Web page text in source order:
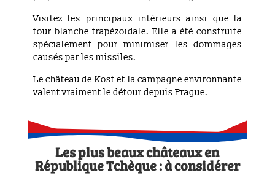
Visitez les principaux intérieurs ainsi que la
tour blanche trapézoïdale. Elle a été construite
spécialement pour minimiser les dommages
causés par les missiles.
Le château de Kost et la campagne environnante
valent vraiment le détour depuis Prague.
Les plus beaux châteaux en
République Tchèque : à considérer